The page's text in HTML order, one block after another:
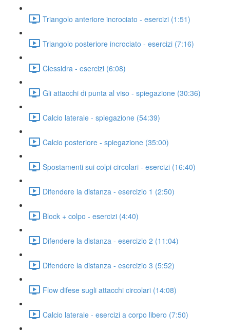
Triangolo anteriore incrociato - esercizi (1:51)
Triangolo posteriore incrociato - esercizi (7:16)
Clessidra - esercizi (6:08)
Gli attacchi di punta al viso - spiegazione (30:36)
Calcio laterale - spiegazione (54:39)
Calcio posteriore - spiegazione (35:00)
Spostamenti sui colpi circolari - esercizi (16:40)
Difendere la distanza - esercizio 1 (2:50)
Block + colpo - esercizi (4:40)
Difendere la distanza - esercizio 2 (11:04)
Difendere la distanza - esercizio 3 (5:52)
Flow difese sugli attacchi circolari (14:08)
Calcio laterale - esercizi a corpo libero (7:50)